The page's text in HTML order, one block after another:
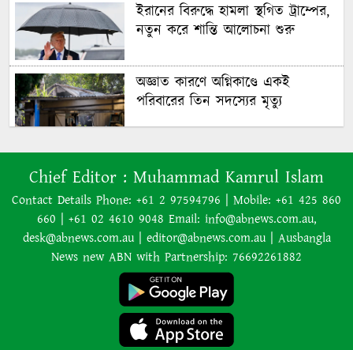
ইরানের বিরুদ্ধে হামলা স্থগিত ট্রাম্পের,
নতুন করে শান্তি আলোচনা শুরু
অজ্ঞাত কারণে অগ্নিকাণ্ডে একই
পরিবারের তিন সদস্যের মৃত্যু
অনেক ইতিবাচক অগ্রগতি ঘটেছে:
পররাষ্ট্রমন্ত্রীর সঙ্গে বৈঠকের পর ট্রাম্পের
বিশেষ দূত
আমাকে গ্রেপ্তারের চেষ্টা রুখে দিতে
প্রস্তুত ‘স্পেশাল ফোর্স’
শাপলা চত্বর হত্যাযজ্ঞ: স্বৈরাচার হাসিনা-
আজিজ-বেনজীরসহ পলাতকদের বিরুদ্ধে
গ্রেপ্তারি পরোয়ানা
Chief Editor : Muhammad Kamrul Islam
Contact Details Phone: +61 2 97594796 | Mobile: +61 425 860
660 | +61 02 4610 9048 Email: info@abnews.com.au,
desk@abnews.com.au | editor@abnews.com.au | Ausbangla
News new ABN with Partnership: 76692261882